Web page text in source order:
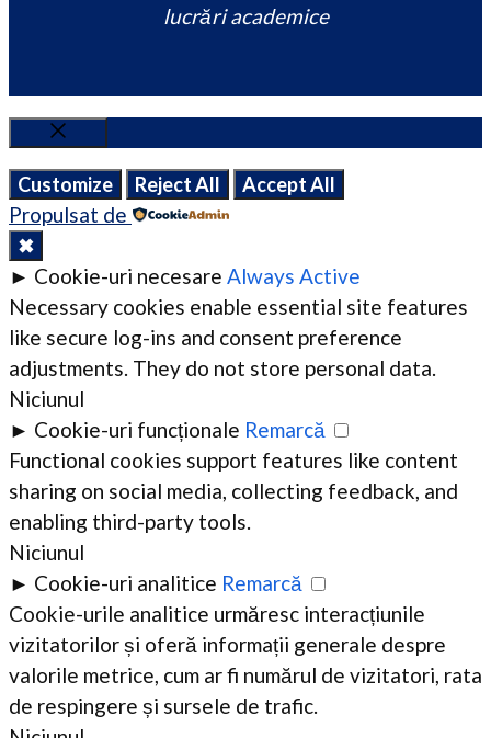
lucrări academice
Close
Customize
Reject All Accept All
Propulsat de
✖
► Cookie-uri necesare Always Active
Necessary cookies enable essential site features
like secure log-ins and consent preference
adjustments. They do not store personal data.
Niciunul
► Cookie-uri funcționale Remarcă
Functional cookies support features like content
sharing on social media, collecting feedback, and
enabling third-party tools.
Niciunul
► Cookie-uri analitice Remarcă
Cookie-urile analitice urmăresc interacțiunile
vizitatorilor și oferă informații generale despre
valorile metrice, cum ar fi numărul de vizitatori, rata
de respingere și sursele de trafic.